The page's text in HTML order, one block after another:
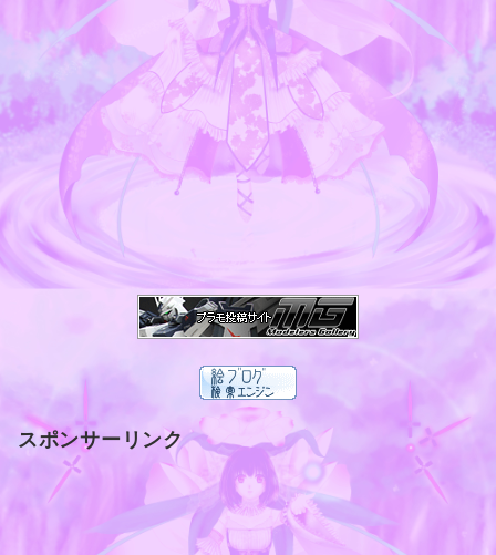
スポンサーリンク